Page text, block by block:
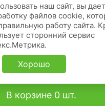
В корзине 0 шт.
наш сайт, вы
файлов cookie,
работу сайта.
сторонний сервис
Хорошо